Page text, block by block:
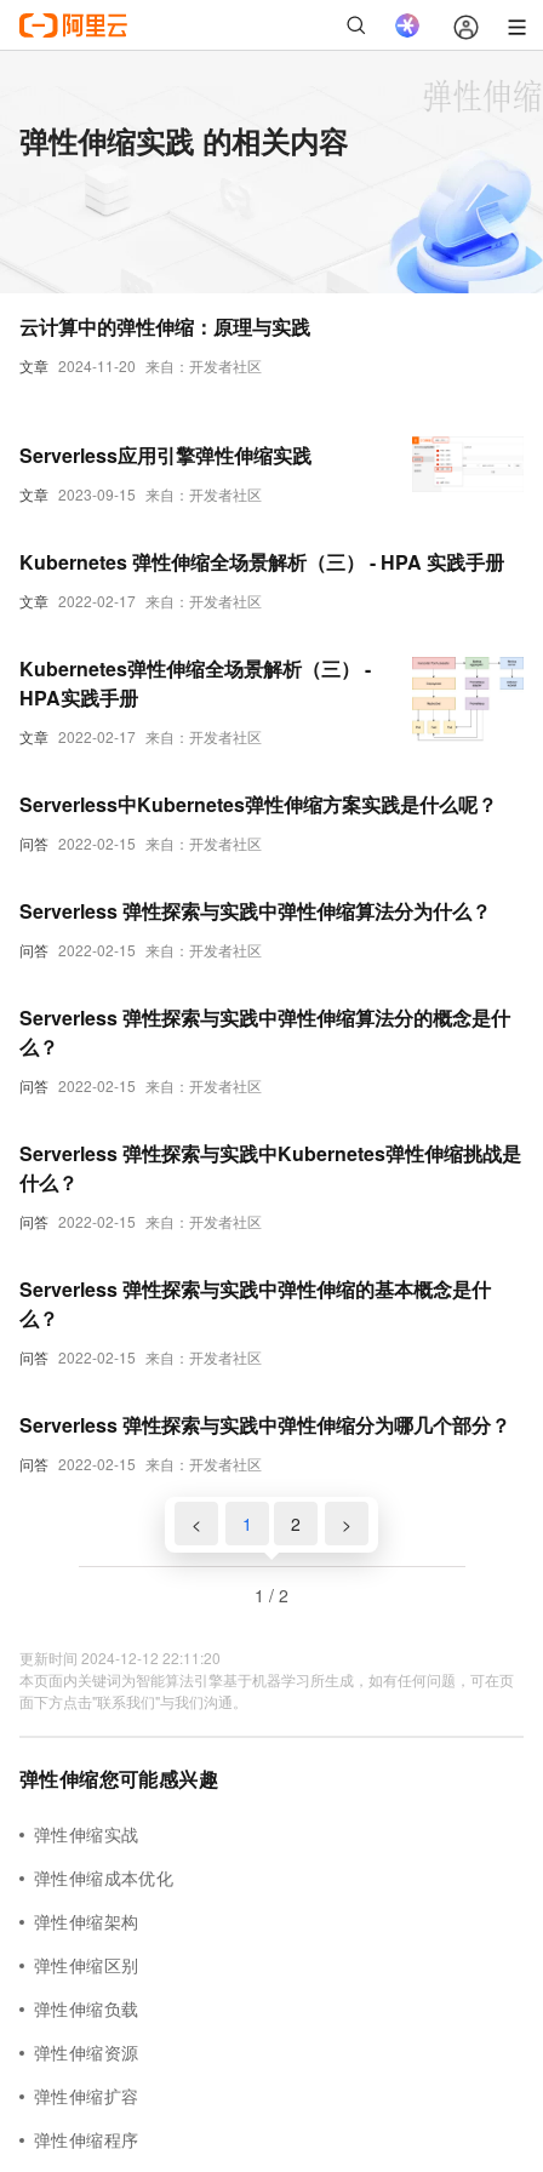
弹性伸缩实践 的相关内容
文章 2024-11-20 来自：开发者社区
云计算中的弹性伸缩：原理与实践
文章 2023-09-15 来自：开发者社区
Serverless应用引擎弹性伸缩实践
文章 2022-02-17 来自：开发者社区
Kubernetes 弹性伸缩全场景解析（三） - HPA 实践手册
文章 2022-02-17 来自：开发者社区
Kubernetes弹性伸缩全场景解析（三） -
HPA实践手册
问答 2022-02-15 来自：开发者社区
Serverless中Kubernetes弹性伸缩方案实践是什么呢？
问答 2022-02-15 来自：开发者社区
Serverless 弹性探索与实践中弹性伸缩算法分为什么？
问答 2022-02-15 来自：开发者社区
Serverless 弹性探索与实践中弹性伸缩算法分的概念是什
么？
问答 2022-02-15 来自：开发者社区
Serverless 弹性探索与实践中Kubernetes弹性伸缩挑战是
什么？
问答 2022-02-15 来自：开发者社区
Serverless 弹性探索与实践中弹性伸缩的基本概念是什
么？
问答 2022-02-15 来自：开发者社区
Serverless 弹性探索与实践中弹性伸缩分为哪几个部分？
< 1 2 >
1 / 2
更新时间 2024-12-12 22:11:20
本页面内关键词为智能算法引擎基于机器学习所生成，如有任何问题，可在页
面下方点击"联系我们"与我们沟通。
弹性伸缩您可能感兴趣
弹性伸缩实战
弹性伸缩成本优化
弹性伸缩架构
弹性伸缩区别
弹性伸缩负载
弹性伸缩资源
弹性伸缩扩容
弹性伸缩程序